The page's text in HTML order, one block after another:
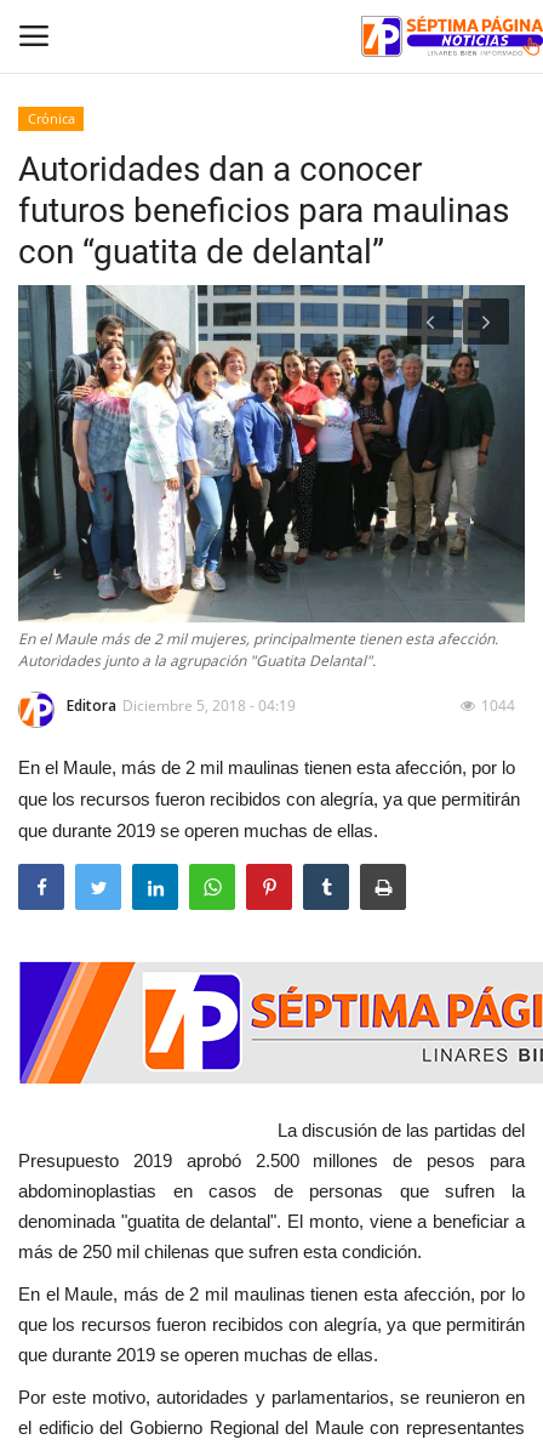
Inicio
Crónica
Policial
Tribunales
Deporte
Política
Espectáculos
Crónica
Autoridades dan a conocer
futuros beneficios para maulinas
con “guatita de delantal”
En el Maule más de 2 mil mujeres, principalmente tienen esta afección.
Autoridades junto a la agrupación "Guatita Delantal".
Editora Diciembre 5, 2018 - 04:19 1044
En el Maule, más de 2 mil maulinas tienen esta afección, por lo
que los recursos fueron recibidos con alegría, ya que permitirán
que durante 2019 se operen muchas de ellas.
La discusión de las partidas del
Presupuesto 2019 aprobó 2.500 millones de pesos para
abdominoplastias en casos de personas que sufren la
denominada "guatita de delantal". El monto, viene a beneficiar a
más de 250 mil chilenas que sufren esta condición.
En el Maule, más de 2 mil maulinas tienen esta afección, por lo
que los recursos fueron recibidos con alegría, ya que permitirán
que durante 2019 se operen muchas de ellas.
Por este motivo, autoridades y parlamentarios, se reunieron en
el edificio del Gobierno Regional del Maule con representantes